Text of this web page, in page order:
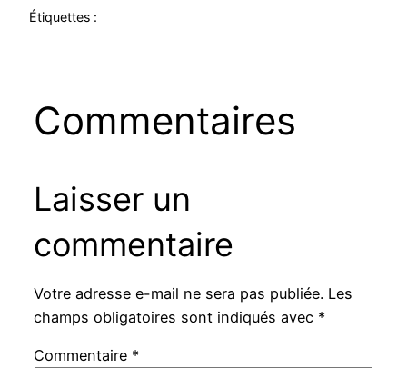
Étiquettes :
Commentaires
Laisser un
commentaire
Votre adresse e-mail ne sera pas publiée. Les
champs obligatoires sont indiqués avec *
Commentaire *